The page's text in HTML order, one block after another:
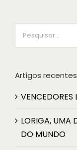
Artigos recentes
LORIGA, UMA
DO MUNDO